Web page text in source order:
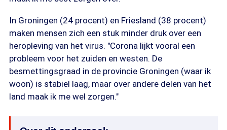
In Groningen (24 procent) en Friesland (38 procent)
maken mensen zich een stuk minder druk over een
heropleving van het virus. "Corona lijkt vooral een
probleem voor het zuiden en westen. De
besmettingsgraad in de provincie Groningen (waar ik
woon) is stabiel laag, maar over andere delen van het
land maak ik me wel zorgen."